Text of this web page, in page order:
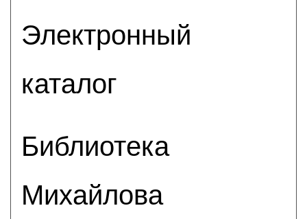
Электронный
каталог
Библиотека
Михайлова